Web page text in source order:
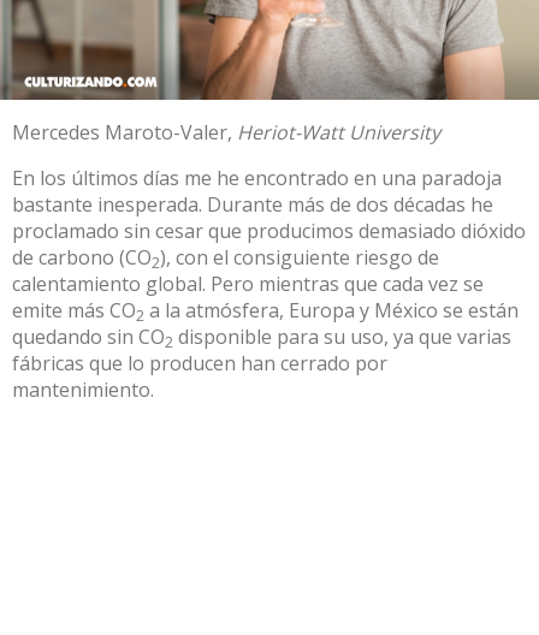
Mercedes Maroto-Valer, Heriot-Watt University
En los últimos días me he encontrado en una paradoja
bastante inesperada. Durante más de dos décadas he
proclamado sin cesar que producimos demasiado dióxido
de carbono (CO2), con el consiguiente riesgo de
calentamiento global. Pero mientras que cada vez se
emite más CO2 a la atmósfera, Europa y México se están
quedando sin CO2 disponible para su uso, ya que varias
fábricas que lo producen han cerrado por
mantenimiento.